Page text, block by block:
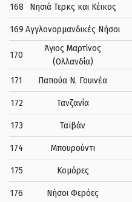
168 Nησιά Τερκς και Κέικος
169 Αγγλονορμανδικές Νήσοι
170
Άγιος Μαρτίνος
(Ολλανδία)
171 Παπούα Ν. Γουινέα
172 Τανζανία
173 Ταϊβάν
174 Μπουρούντι
175 Κομόρες
176 Νήσοι Φερόες